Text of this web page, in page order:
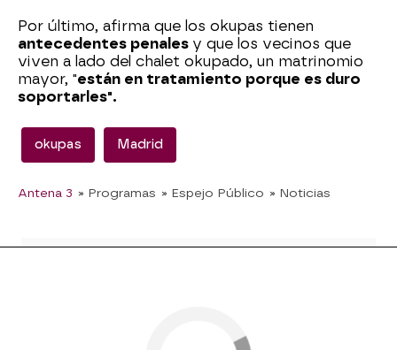
Por último, afirma que los okupas tienen
antecedentes penales y que los vecinos que
viven a lado del chalet okupado, un matrinomio
mayor, "están en tratamiento porque es duro
soportarles".
okupas Madrid
Antena 3 » Programas » Espejo Público » Noticias